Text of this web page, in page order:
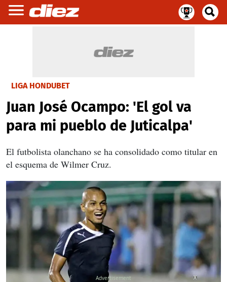
LIGA HONDUBET
Juan José Ocampo: 'El gol va
para mi pueblo de Juticalpa'
El futbolista olanchano se ha consolidado como titular en
el esquema de Wilmer Cruz.
X